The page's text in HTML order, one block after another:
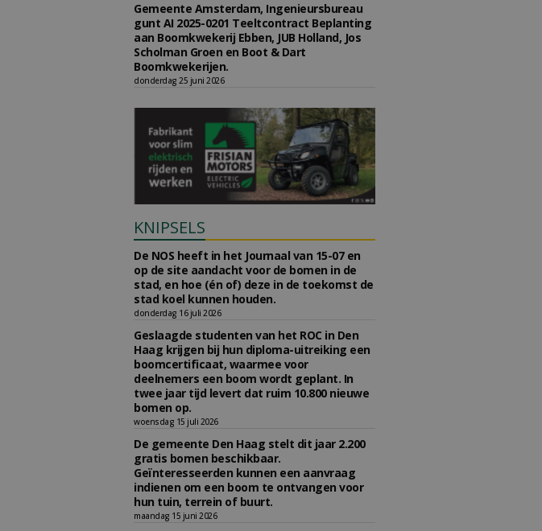
Gemeente Amsterdam, Ingenieursbureau
gunt AI 2025-0201 Teeltcontract Beplanting
aan Boomkwekerij Ebben, JUB Holland, Jos
Scholman Groen en Boot & Dart
Boomkwekerijen.
donderdag 25 juni 2026
KNIPSELS
De NOS heeft in het Journaal van 15-07 en
op de site aandacht voor de bomen in de
stad, en hoe (én of) deze in de toekomst de
stad koel kunnen houden.
donderdag 16 juli 2026
Geslaagde studenten van het ROC in Den
Haag krijgen bij hun diploma-uitreiking een
boomcertificaat, waarmee voor
deelnemers een boom wordt geplant. In
twee jaar tijd levert dat ruim 10.800 nieuwe
bomen op.
woensdag 15 juli 2026
De gemeente Den Haag stelt dit jaar 2.200
gratis bomen beschikbaar.
Geïnteresseerden kunnen een aanvraag
indienen om een boom te ontvangen voor
hun tuin, terrein of buurt.
maandag 15 juni 2026